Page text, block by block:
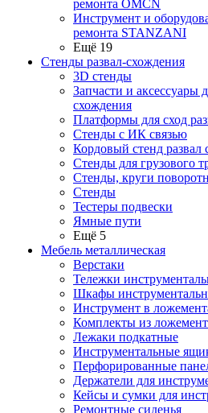
ремонта OMCN
Инструмент и
ремонта STANZANI
Ещё 19
Стенды развал-схождения
3D стенды
Запчасти и аксессуары
схождения
Платформы для сход
Стенды с ИК связью
Кордовый стенд развал
Стенды для грузового
Стенды, круги
Стенды
Тестеры подвески
Ямные пути
Ещё 5
Мебель металлическая
Верстаки
Тележки
Шкафы
Инструмент в
Комплекты из
Лежаки подкатные
Инструментальные
Перфорированные
Держатели для
Кейсы и сумки для
Ремонтные сиденья